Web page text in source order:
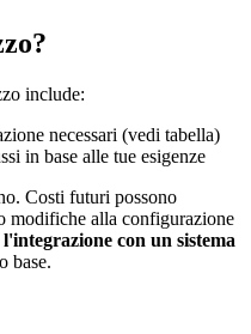
include:
necessari (vedi tabella)
in base alle tue esigenze
Costi futuri possono
modifiche alla configurazione
l'integrazione con un sistema
base.